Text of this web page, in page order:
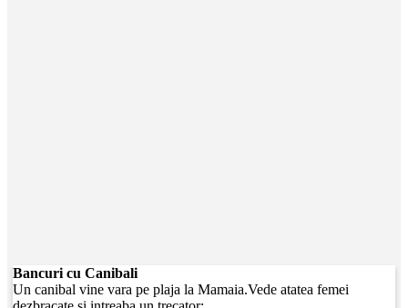
Bancuri cu Canibali
Un canibal vine vara pe plaja la Mamaia.Vede atatea femei